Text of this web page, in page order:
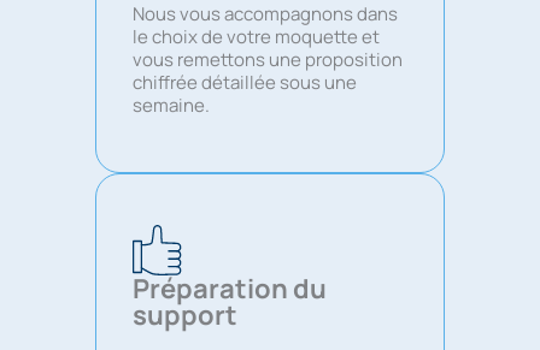
Nous vous accompagnons dans
le choix de votre moquette et
vous remettons une proposition
chiffrée détaillée sous une
semaine.
Préparation du
support